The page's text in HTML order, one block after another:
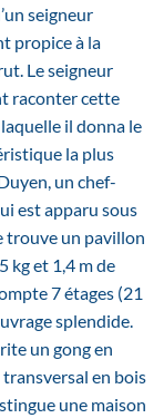
seigneur
propice à la
Le seigneur
raconter cette
il donna le
la plus
un chef-
est apparu sous
trouve un pavillon
kg et 1,4 m de
7 étages (21
splendide.
un gong en
en bois
une maison